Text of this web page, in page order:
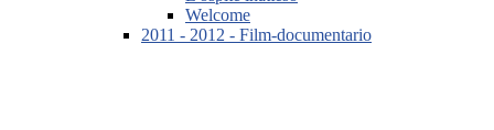
Welcome
2011 - 2012 - Film-documentario